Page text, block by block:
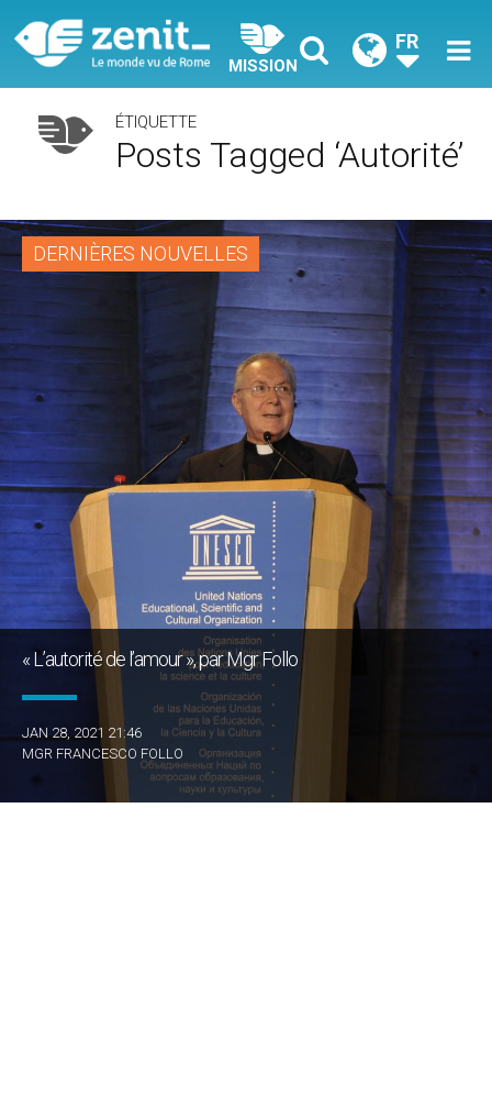
MISSION
FR
ÉTIQUETTE
Posts Tagged ‘autorité’
DERNIÈRES NOUVELLES
« L’autorité de l’amour », par Mgr Follo
JAN 28, 2021 21:46
MGR FRANCESCO FOLLO